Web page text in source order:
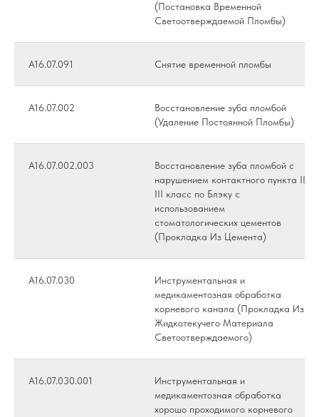
(Постановка Временной
Светоотверждаемой Пломбы)
А16.07.091 Снятие временной пломбы
А16.07.002
Восстановление зуба пломбой
(Удаление Постоянной Пломбы)
А16.07.002.003
Восстановление зуба пломбой с
нарушением контактного пункта II,
III класс по Блэку с
использованием
стоматологических цементов
(Прокладка Из Цемента)
А16.07.030
Инструментальная и
медикаментозная обработка
корневого канала (Прокладка Из
Жидкотекучего Материала
Светоотверждаемого)
А16.07.030.001
Инструментальная и
медикаментозная обработка
хорошо проходимого корневого